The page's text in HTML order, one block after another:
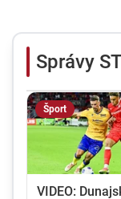
Správy
Šport
VIDEO: